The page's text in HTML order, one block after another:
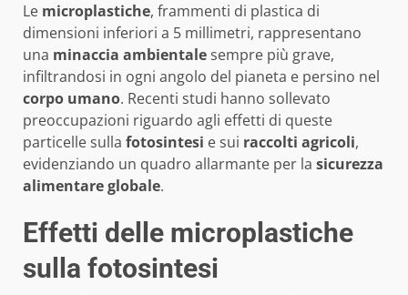
Le microplastiche, frammenti di plastica di
dimensioni inferiori a 5 millimetri, rappresentano
una minaccia ambientalesempre più grave,
infiltrandosi in ogni angolo del pianeta e persino nel
corpo umano. Recenti studi hanno sollevato
preoccupazioni riguardo agli effetti di queste
particelle sulla fotosintesi e sui raccolti agricoli,
evidenziando un quadro allarmante per la sicurezza
alimentare globale.
Effetti delle microplastiche
sulla fotosintesi